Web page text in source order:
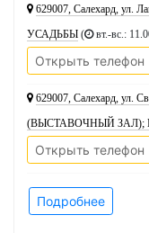
629007, Салехард,
УСАДЬБЫ ( вт.-вс.:
Открыть телефон
629007, Салехард, ул.
(ВЫСТАВОЧНЫЙ ЗАЛ);
Открыть телефон
Подробнее